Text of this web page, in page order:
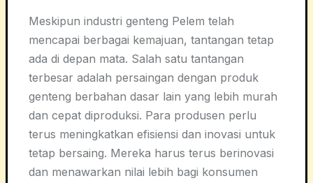
Meskipun industri genteng Pelem telah
mencapai berbagai kemajuan, tantangan tetap
ada di depan mata. Salah satu tantangan
terbesar adalah persaingan dengan produk
genteng berbahan dasar lain yang lebih murah
dan cepat diproduksi. Para produsen perlu
terus meningkatkan efisiensi dan inovasi untuk
tetap bersaing. Mereka harus terus berinovasi
dan menawarkan nilai lebih bagi konsumen